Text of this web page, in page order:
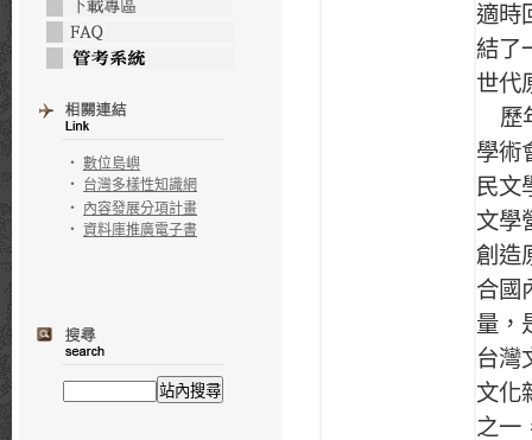
‧ 數位島嶼
‧ 台灣多樣性知識網
‧ 內容發展分項計畫
‧ 資料庫推廣電子書
適時
結了
世代
歷
學術
民文
文學
創造
合國
量，
台灣
文化
之一